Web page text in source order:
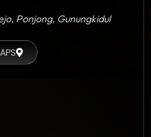
Ponjong, Gunungkidul